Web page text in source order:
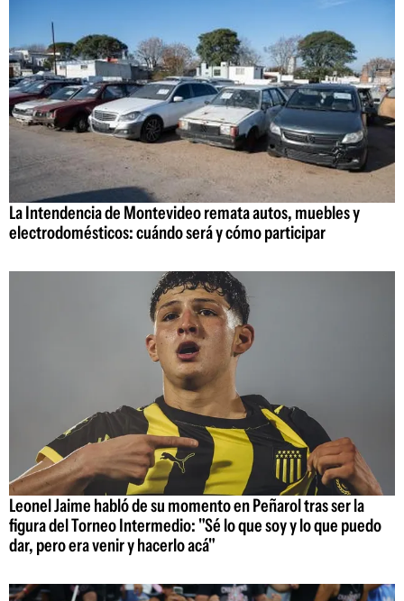
La Intendencia de Montevideo remata autos, muebles y
electrodomésticos: cuándo será y cómo participar
Leonel Jaime habló de su momento en Peñarol tras ser la
figura del Torneo Intermedio: "Sé lo que soy y lo que puedo
dar, pero era venir y hacerlo acá"